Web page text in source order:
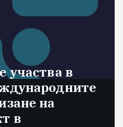
участва в
на
в